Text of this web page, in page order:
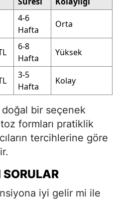
4-6
Hafta
Orta
6-8
Hafta
Yüksek
3-5
Hafta
Kolay
doğal bir seçenek
formları pratiklik
tercihlerine göre
iyi gelir mi ile